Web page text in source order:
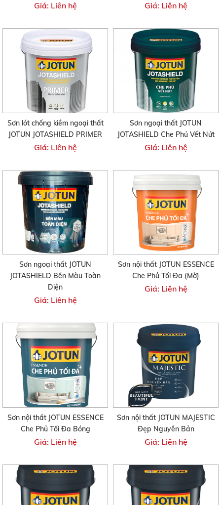
Giá: Liên hệ Giá: Liên hệ
Sơn lót chống kiềm ngoại thất
JOTUN JOTASHIELD PRIMER
Giá: Liên hệ
Sơn ngoại thất JOTUN
JOTASHIELD Che Phủ Vết Nứt
Giá: Liên hệ
Sơn ngoại thất JOTUN
JOTASHIELD Bền Màu Toàn
Diện
Giá: Liên hệ
Sơn nội thất JOTUN ESSENCE
Che Phủ Tối Đa (Mờ)
Giá: Liên hệ
Sơn nội thất JOTUN ESSENCE
Che Phủ Tối Đa Bóng
Giá: Liên hệ
Sơn nội thất JOTUN MAJESTIC
Đẹp Nguyên Bản
Giá: Liên hệ